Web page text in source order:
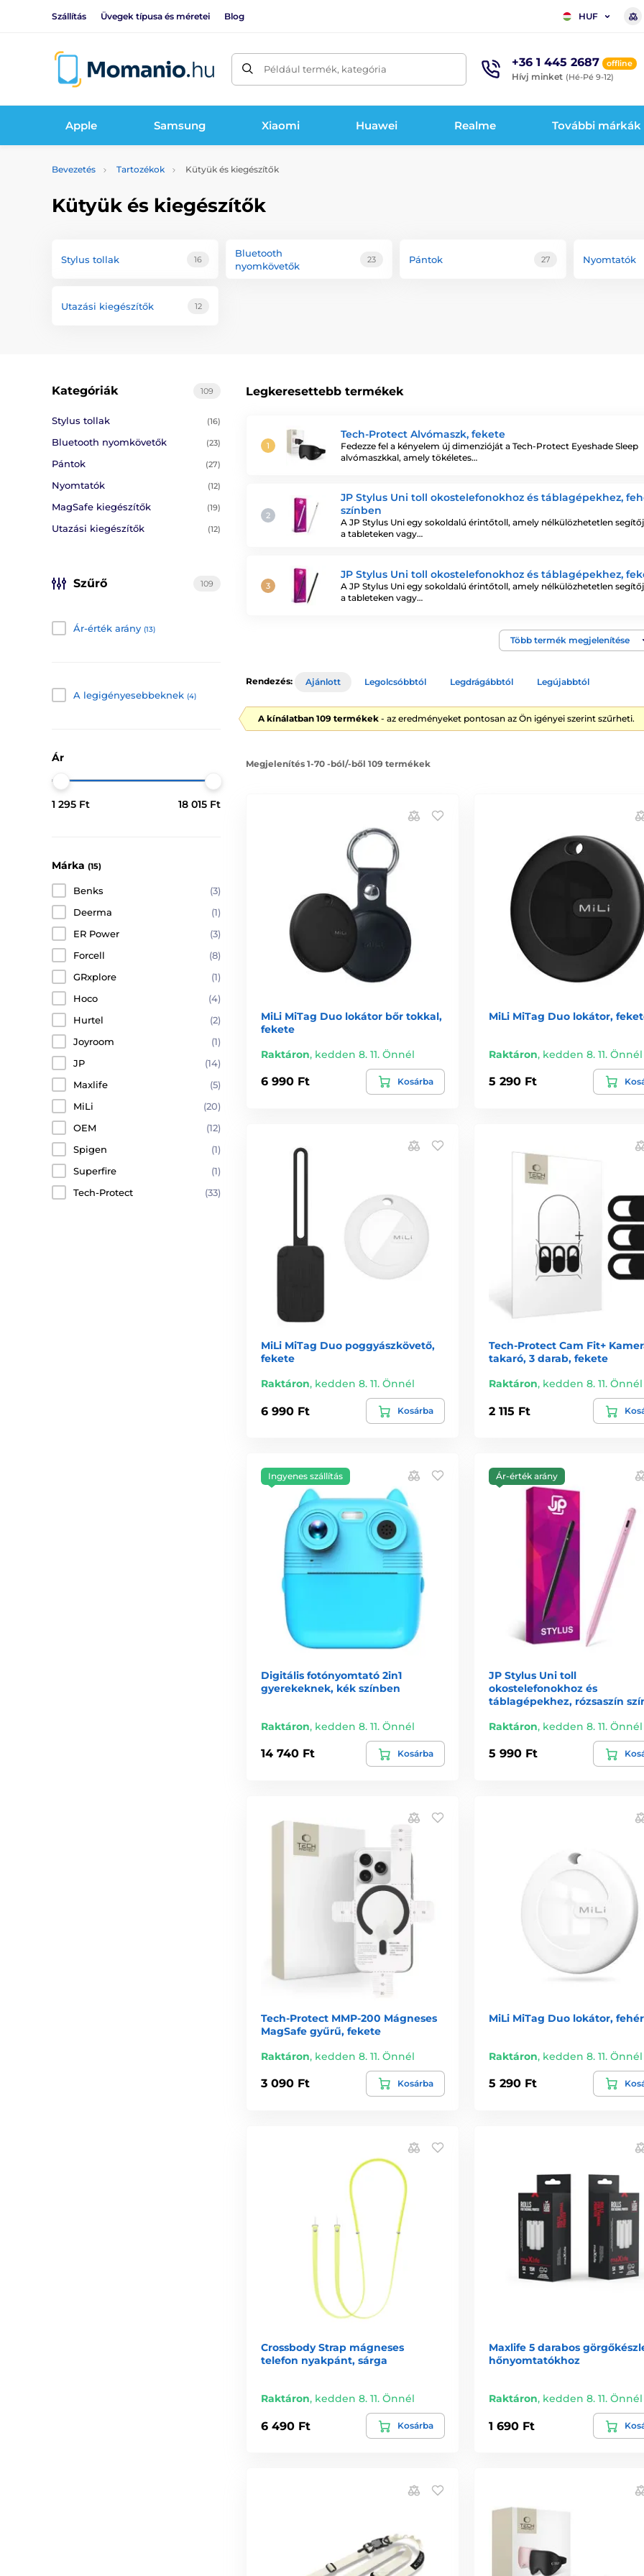
Szállítás Üvegek típusa és méretei Blog HUF
Például termék, kategória +36 1 445 2687 offline
Hívj minket (Hé-Pé 9-12)
Apple Samsung Xiaomi Huawei Realme További márkák
Bevezetés Tartozékok Kütyük és kiegészítők
Kütyük és kiegészítők
Stylus tollak 16
Bluetooth
nyomkövetők
23 Pántok 27 Nyomtatók
Utazási kiegészítők 12
Legkeresettebb termékek
Tech-Protect Alvómaszk, fekete
Fedezze fel a kényelem új dimenzióját a Tech-Protect Eyeshade Sleep
alvómaszkkal, amely tökéletes…
JP Stylus Uni toll okostelefonokhoz és táblagépekhez,
színben
A JP Stylus Uni egy sokoldalú érintőtoll, amely nélkülözhetetlen
a tableteken vagy…
JP Stylus Uni toll okostelefonokhoz és táblagépekhez,
A JP Stylus Uni egy sokoldalú érintőtoll, amely nélkülözhetetlen
a tableteken vagy…
Több termék megjelenítése
109
Kategóriák
Stylus tollak (16)
Bluetooth nyomkövetők (23)
Pántok (27)
Nyomtatók (12)
MagSafe kiegészítők (19)
Utazási kiegészítők (12)
Szűrő 109
Ár-érték arány (13)
A legigényesebbeknek (4)
Ár
1 295 Ft 18 015 Ft
Márka (15)
Benks
(3)
Deerma
(1)
ER Power
(3)
Forcell
(8)
GRxplore
(1)
Hoco
(4)
Hurtel
(2)
Joyroom
(1)
JP
(14)
Maxlife
(5)
MiLi
(20)
OEM
(12)
Spigen
(1)
Superfire
(1)
Tech-Protect
(33)
Rendezés: Ajánlott Legolcsóbbtól Legdrágábbtól Legújabbtól
A kínálatban 109 termékek - az eredményeket pontosan az Ön igényei szerint szűrheti.
Megjelenítés 1-70 -ból/-ből 109 termékek
MiLi MiTag Duo lokátor bőr tokkal,
fekete
Raktáron, kedden 8. 11. Önnél
6 990 Ft Kosárba
MiLi MiTag Duo lokátor,
Raktáron, kedden 8. 11. Önnél
5 290 Ft
MiLi MiTag Duo poggyászkövető,
fekete
Raktáron, kedden 8. 11. Önnél
6 990 Ft Kosárba
Tech-Protect Cam Fit+
takaró, 3 darab, fekete
Raktáron, kedden 8. 11. Önnél
2 115 Ft
Ingyenes szállítás
Digitális fotónyomtató 2in1
gyerekeknek, kék színben
Raktáron, kedden 8. 11. Önnél
14 740 Ft Kosárba
Ár-érték arány
JP Stylus Uni toll
okostelefonokhoz és
táblagépekhez, rózsaszín
Raktáron, kedden 8. 11. Önnél
5 990 Ft
Tech-Protect MMP-200 Mágneses
MagSafe gyűrű, fekete
Raktáron, kedden 8. 11. Önnél
3 090 Ft Kosárba
MiLi MiTag Duo lokátor, fehér
Raktáron, kedden 8. 11. Önnél
5 290 Ft
Crossbody Strap mágneses
telefon nyakpánt, sárga
Raktáron, kedden 8. 11. Önnél
6 490 Ft Kosárba
Maxlife 5 darabos
hőnyomtatókhoz
Raktáron, kedden 8. 11. Önnél
1 690 Ft